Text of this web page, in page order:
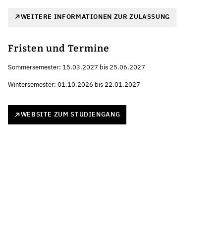
WEITERE INFORMATIONEN ZUR ZULASSUNG
Fristen und Termine
Sommersemester: 15.03.2027 bis 25.06.2027
Wintersemester: 01.10.2026 bis 22.01.2027
WEBSITE ZUM STUDIENGANG